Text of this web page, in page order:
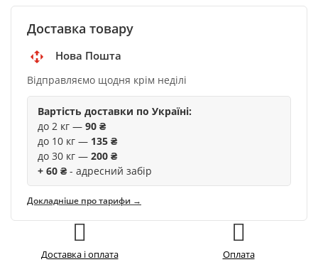
Доставка товару
Нова Пошта
Відправляємо щодня крім неділі
Вартість доставки по Україні:
до 2 кг — 90 ₴
до 10 кг — 135 ₴
до 30 кг — 200 ₴
+ 60 ₴ - адресний забір
Докладніше про тарифи →
Доставка і оплата Оплата